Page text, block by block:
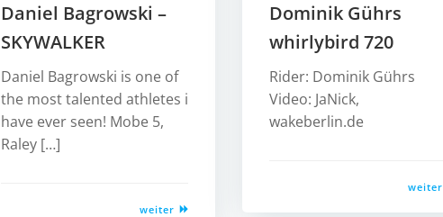
Daniel Bagrowski –
SKYWALKER
Daniel Bagrowski is one of
the most talented athletes i
have ever seen! Mobe 5,
Raley […]
weiter
Dominik Gührs
whirlybird 720
Rider: Dominik Gührs
Video: JaNick,
wakeberlin.de
weiter